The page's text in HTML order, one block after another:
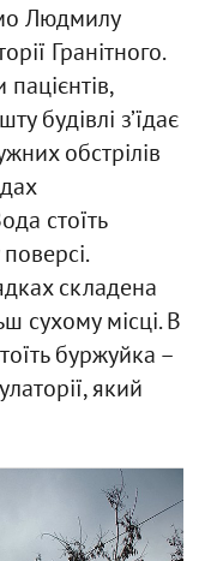
Людмилу
Гранітного.
будівлі з’їдає
обстрілів
стоїть
складена
сухому місці. В
буржуйка –
який